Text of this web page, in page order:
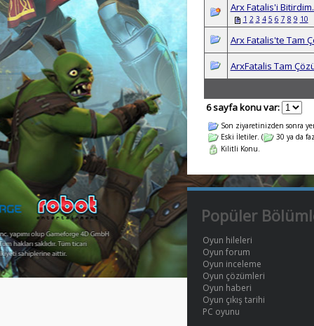
Arx Fatalis'i
1 2 3 4 5 6 7 8 9 10
Arx Fatalis'te Tam
ArxFatalis Tam
6 sayfa konu var:
Son ziyaretinizden sonra
Eski İletiler. (
30 ya da
Kilitli Konu.
Popüler
Oyun hileleri
Oyun forum
Oyun inceleme
Oyun çözümleri
Oyun haberi
Oyun çıkış tarihi
PC oyunu